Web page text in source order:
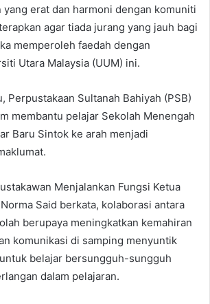
yang erat dan harmoni dengan komuniti
agar tiada jurang yang jauh bagi
memperoleh faedah dengan
Utara Malaysia (UUM) ini.
Perpustakaan Sultanah Bahiyah (PSB)
membantu pelajar Sekolah Menengah
Baru Sintok ke arah menjadi
Menjalankan Fungsi Ketua
Said berkata, kolaborasi antara
berupaya meningkatkan kemahiran
komunikasi di samping menyuntik
belajar bersungguh-sungguh
dalam pelajaran.